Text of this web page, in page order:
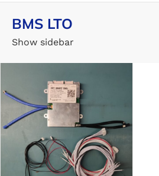
BMS LTO
Show sidebar